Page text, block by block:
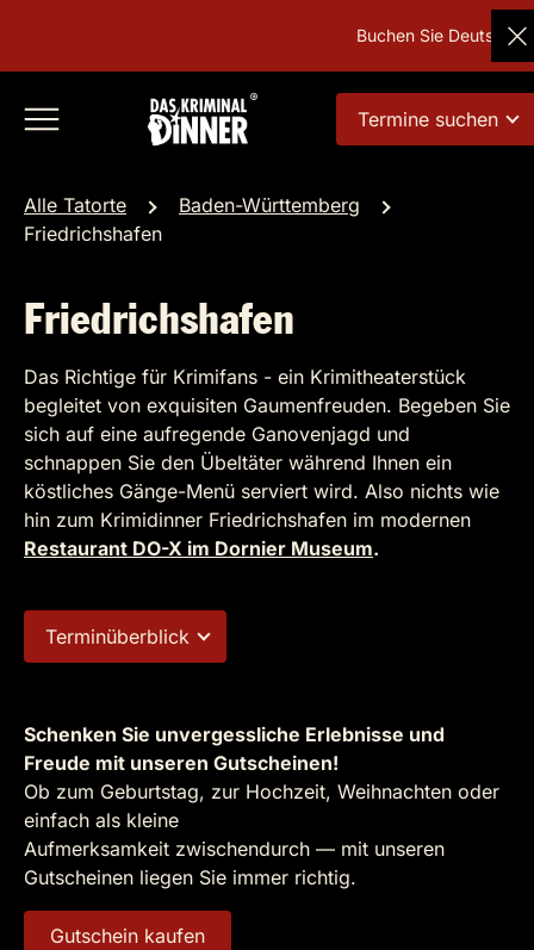
Buchen Sie
Termine suchen
Alle Tatorte
Baden-Württemberg
Friedrichshafen
Friedrichshafen
Das Richtige für Krimifans - ein Krimitheaterstück
begleitet von exquisiten Gaumenfreuden. Begeben Sie
sich auf eine aufregende Ganovenjagd und
schnappen Sie den Übeltäter während Ihnen ein
köstliches Gänge-Menü serviert wird. Also nichts wie
hin zum Krimidinner Friedrichshafen im modernen
Restaurant DO-X im Dornier Museum.
Terminüberblick
Schenken Sie unvergessliche Erlebnisse und
Freude mit unseren Gutscheinen!
Ob zum Geburtstag, zur Hochzeit, Weihnachten oder
einfach als kleine
Aufmerksamkeit zwischendurch — mit unseren
Gutscheinen liegen Sie immer richtig.
Gutschein kaufen